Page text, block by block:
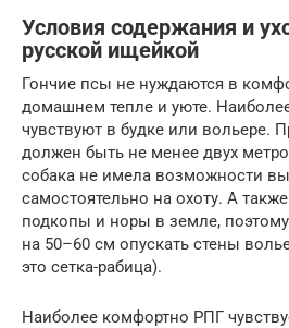
Условия содержания и
русской ищейкой
Гончие псы не нуждаются в
домашнем тепле и уюте.
чувствуют в будке или вольере.
должен быть не менее двух
собака не имела возможности
самостоятельно на охоту. А
подкопы и норы в земле,
на 50–60 см опускать стены
это сетка-рабица).
Наиболее комфортно РПГ